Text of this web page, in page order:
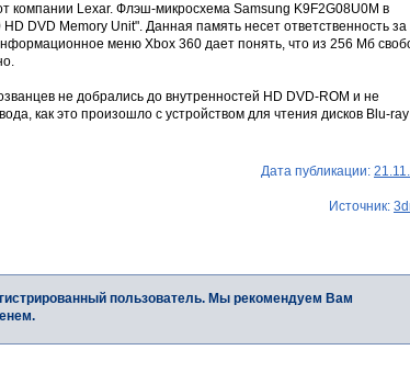
компании Lexar. Флэш-микросхема Samsung K9F2G08U0M в
DVD Memory Unit". Данная память несет ответственность за
меню Xbox 360 дает понять, что из 256 Мб
не добрались до внутренностей HD DVD-ROM и не
как это произошло c устройством для чтения дисков Blu-ray
Дата публикации:
Источник:
пользователь. Мы рекомендуем Вам